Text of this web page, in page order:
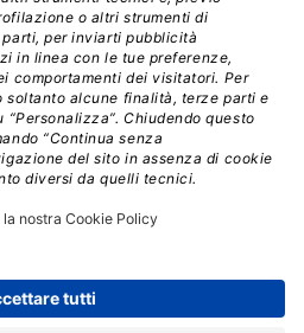
nuove esperienze che
di Apple Vision Pro
che già conoscono
, tra cui Xcode, SwiftUI,
. Questi strumenti
di crearenuovi tipi di app
di immersione